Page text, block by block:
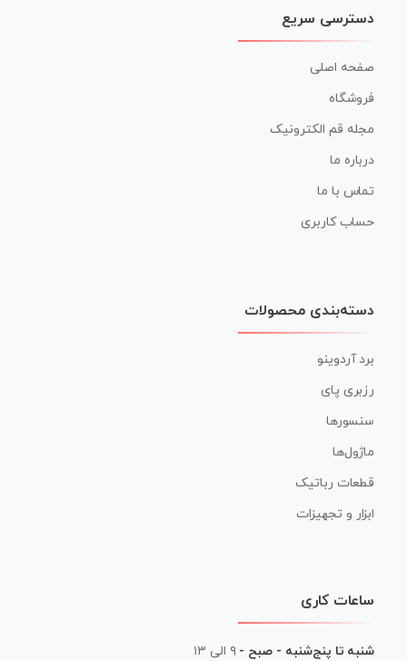
دسترسی سریع
صفحه اصلی
فروشگاه
مجله قم الکترونیک
درباره ما
تماس با ما
حساب کاربری
دسته‌بندی محصولات
برد آردوینو
رزبری پای
سنسورها
ماژول‌ها
قطعات رباتیک
ابزار و تجهیزات
ساعات کاری
شنبه تا پنج‌شنبه - صبح - ۹ الی ۱۳